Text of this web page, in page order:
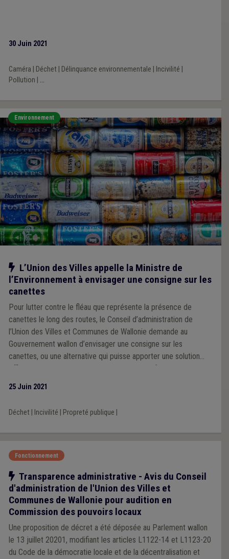
30 Juin 2021
Caméra Déchet| Délinquance environnementale Incivilité
Pollution
...
Environnement
Notre action
L’Union des Villes appelle la Ministre de
l’Environnement à envisager une consigne sur les
canettes
Pour lutter contre le fléau que représente la présence de
canettes le long des routes, le Conseil d’administration de
l’Union des Villes et Communes de Wallonie demande au
Gouvernement wallon d’envisager une consigne sur les
canettes, ou une alternative qui puisse apporter une solution
efficace au problème. Cette demande est renforcée par de
25 Juin 2021
Déchet| Incivilité Propreté publique
Fonctionnement
Notre action
Transparence administrative - Avis du Conseil
d'administration de l'Union des Villes et
Communes de Wallonie pour audition en
Commission des pouvoirs locaux
Une proposition de décret a été déposée au Parlement wallon
le 13 juillet 20201, modifiant les articles L1122-14 et L1123-20
du Code de la démocratie locale et de la décentralisation et